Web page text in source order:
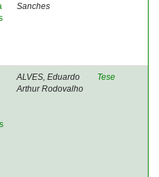
Sanches
ALVES, Eduardo
Arthur Rodovalho
Tese